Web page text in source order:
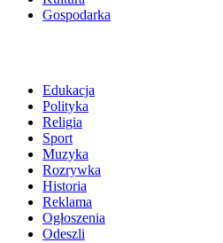
Gospodarka
Edukacja
Polityka
Religia
Sport
Muzyka
Rozrywka
Historia
Reklama
Ogłoszenia
Odeszli